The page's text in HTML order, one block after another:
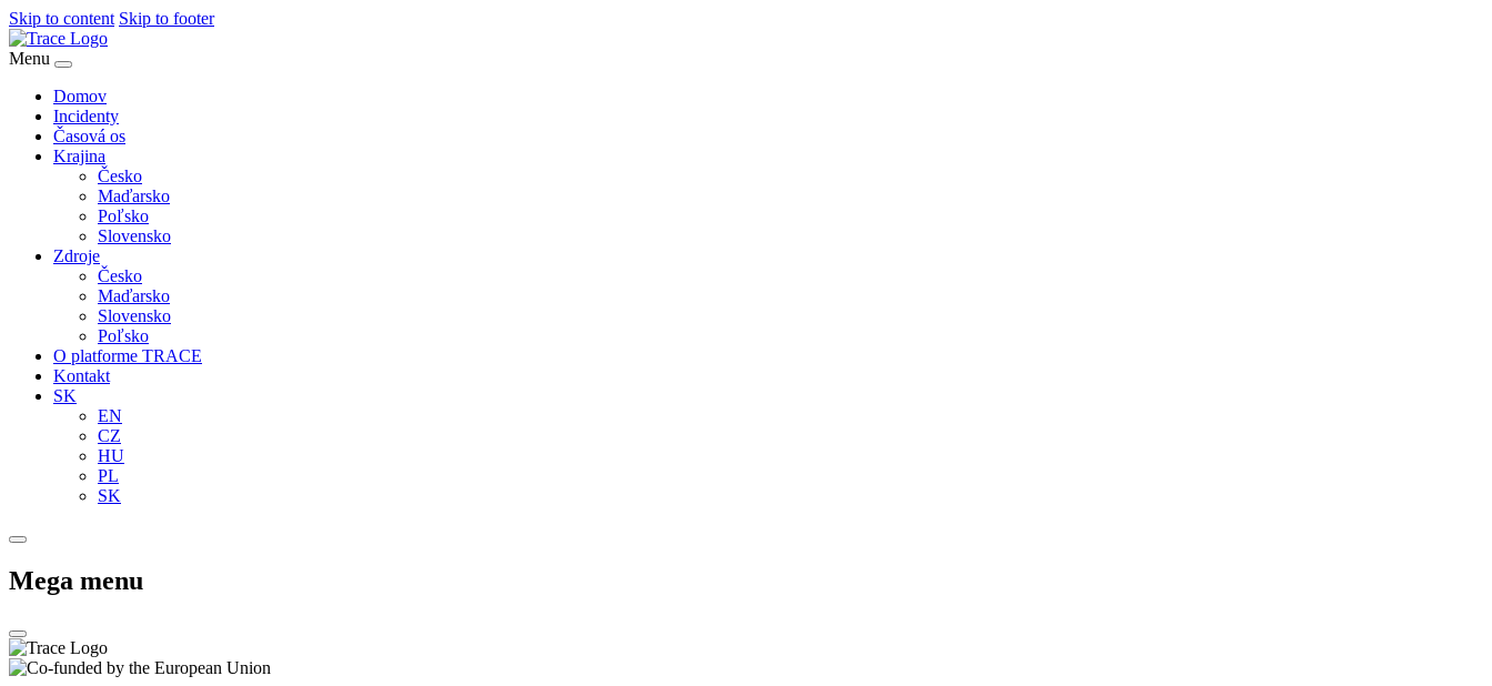
Skip to content Skip to footer
Menu
Domov
Incidenty
Časová os
Krajina
Česko
Maďarsko
Poľsko
Slovensko
Zdroje
Česko
Maďarsko
Slovensko
Poľsko
O platforme TRACE
Kontakt
SK
EN
CZ
HU
PL
SK
Mega menu